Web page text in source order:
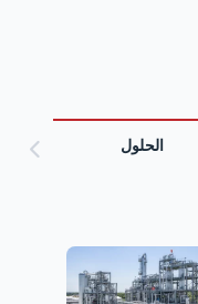
الحلول